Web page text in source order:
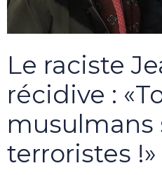
Le raciste
récidive :
musulmans
terroristes !»